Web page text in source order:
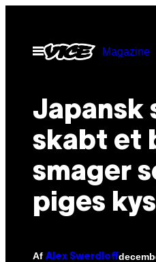
indhold
Åbn
Menu
Magazine
Japansk
skabt et
smager
piges
Af Alex Swerdloff